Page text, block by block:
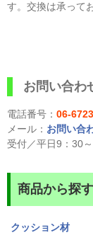
す。交換は承って
お問い合わ
電話番号： 06-
メール： お問い合
受付／平日9：30
商品から探す
クッション材